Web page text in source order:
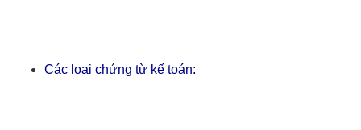
Các loại chứng từ kế toán: